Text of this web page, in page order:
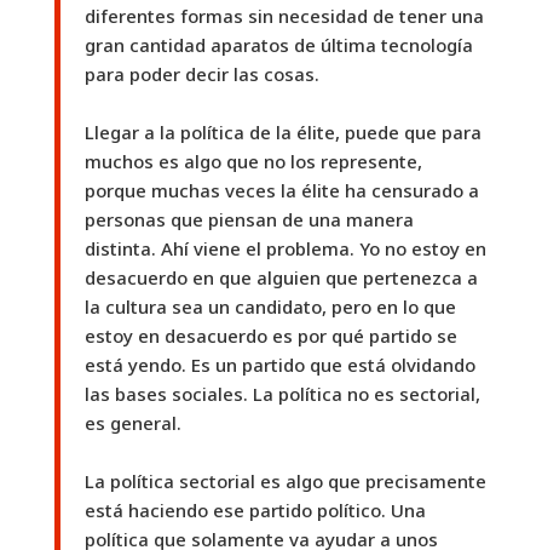
diferentes formas sin necesidad de tener una
gran cantidad aparatos de última tecnología
para poder decir las cosas.
Llegar a la política de la élite, puede que para
muchos es algo que no los represente,
porque muchas veces la élite ha censurado a
personas que piensan de una manera
distinta. Ahí viene el problema. Yo no estoy en
desacuerdo en que alguien que pertenezca a
la cultura sea un candidato, pero en lo que
estoy en desacuerdo es por qué partido se
está yendo. Es un partido que está olvidando
las bases sociales. La política no es sectorial,
es general.
La política sectorial es algo que precisamente
está haciendo ese partido político. Una
política que solamente va ayudar a unos